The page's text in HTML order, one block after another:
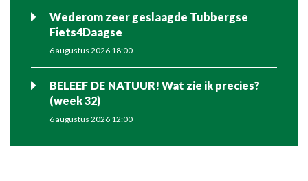
Wederom zeer geslaagde Tubbergse
Fiets4Daagse
6 augustus 2026 18:00
BELEEF DE NATUUR! Wat zie ik precies?
(week 32)
6 augustus 2026 12:00